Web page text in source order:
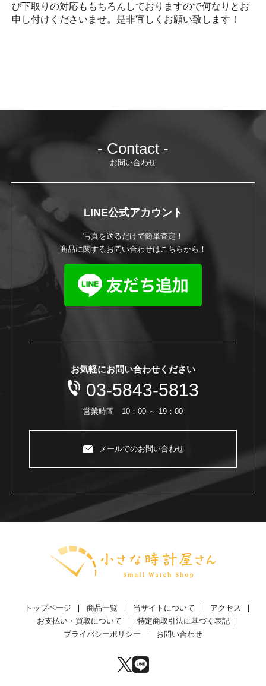
び下取りの対応ももちろんしておりますので何なりとお
申し付けくださいませ。是非宜しくお願い致します！
- Contact -
お問い合わせ
LINE公式アカウント
写真を送るだけで簡単査定！
商品に関するお問い合わせはこちらから！
お気軽にお問い合わせください
03-5843-5813
営業時間 10：00 ～ 19：00
メールでのお問い合わせ
トップページ 商品一覧 当サイトについて
アクセス
お支払い・買取について
特定商取引法に基づく表記
プライバシーポリシー
お問い合わせ